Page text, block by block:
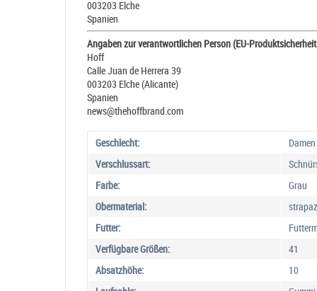
003203 Elche
Spanien
Angaben zur verantwortlichen Person (EU-
Hoff
Calle Juan de Herrera 39
003203 Elche (Alicante)
Spanien
news@thehoffbrand.com
Geschlecht:
Damen
Verschlussart:
Farbe:
Grau
Obermaterial:
Futter:
Verfügbare Größen:
41
Absatzhöhe:
10